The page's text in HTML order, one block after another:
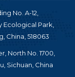
No. A-12,
Park,
China, 518063
North No. 1700,
Sichuan, China